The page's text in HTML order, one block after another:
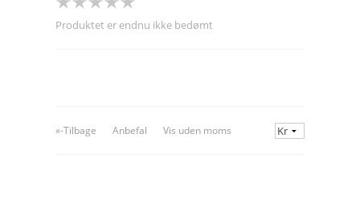
Produktet er endnu ikke bedømt
«-Tilbage Anbefal Vis uden moms